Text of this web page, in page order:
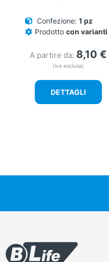
Confezione: 1 pz
Prodotto con varianti
A partire da: 8,10 €
(iva esclusa)
DETTAGLI